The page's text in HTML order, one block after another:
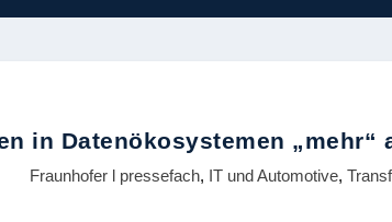
in Datenökosystemen „mehr“
Fraunhofer l pressefach, IT und Automotive,